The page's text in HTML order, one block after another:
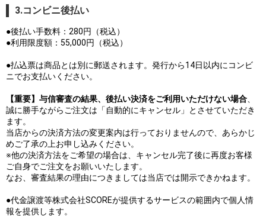
3.コンビニ後払い
●後払い手数料：280円（税込）
●利用限度額：55,000円（税込）
●払込票は商品とは別に郵送されます。発行から14日以内にコンビ
ニでお支払いください。
【重要】与信審査の結果、後払い決済をご利用いただけない場合
誠に勝手ながらご注文は「自動的にキャンセル」とさせていただき
ます。
当店からの決済方法の変更案内は行っておりませんので、あらかじ
めご了承の上お申し込みください。
※他の決済方法をご希望の場合は、キャンセル完了後に再度お客様
ご自身でご注文をお願いいたします。
なお、審査結果の理由につきましては当店では開示できかねます。
●代金譲渡等株式会社SCOREが提供するサービスの範囲内で個人情
報を提供します。